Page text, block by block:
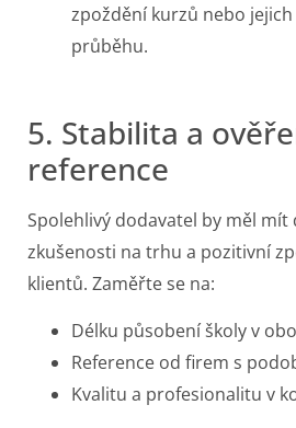
zpoždění kurzů nebo
průběhu.
5. Stabilita a
reference
Spolehlivý dodavatel by měl
zkušenosti na trhu a pozitivní
klientů. Zaměřte se na:
Délku působení školy v
Reference od firem s
Kvalitu a profesionalitu v